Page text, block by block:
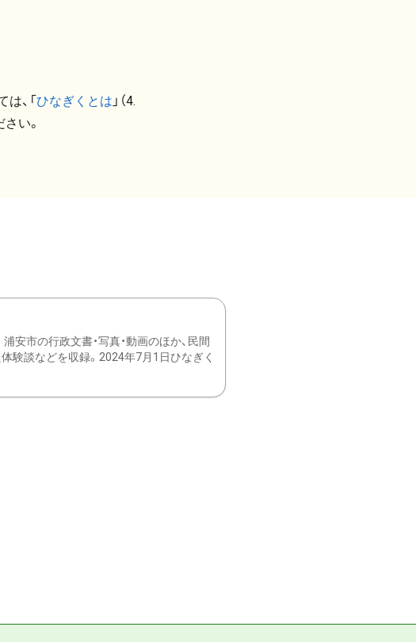
、「ひなぎくとは 」（4.
い。
市の行政文書・写真・動画のほか、民間
験談などを収録。2024年7月1日ひなぎく